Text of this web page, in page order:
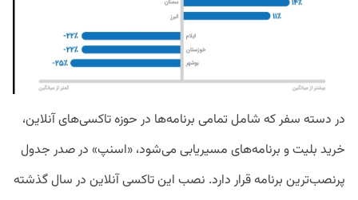
در دسته سفر که شامل تمامی برنامه‌ها در حوزه تاکسی‌های آنلاین،
خرید بلیت و برنامه‌های مسیریابی می‌شود، «اسنپ» در صدر جدول
پرنصب‌ترین برنامه قرار دارد. نصب این تاکسی آنلاین در سال گذشته